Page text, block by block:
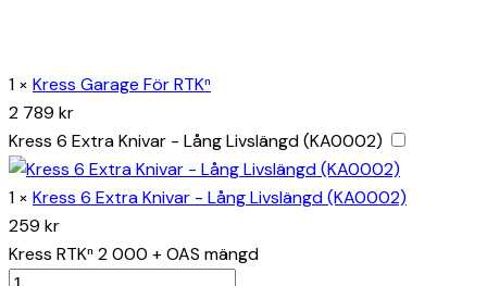
1 × Kress Garage För RTKⁿ
2 789 kr
Kress 6 Extra Knivar - Lång Livslängd (KA0002)
1 × Kress 6 Extra Knivar - Lång Livslängd (KA0002)
259 kr
Kress RTKⁿ 2 000 + OAS mängd